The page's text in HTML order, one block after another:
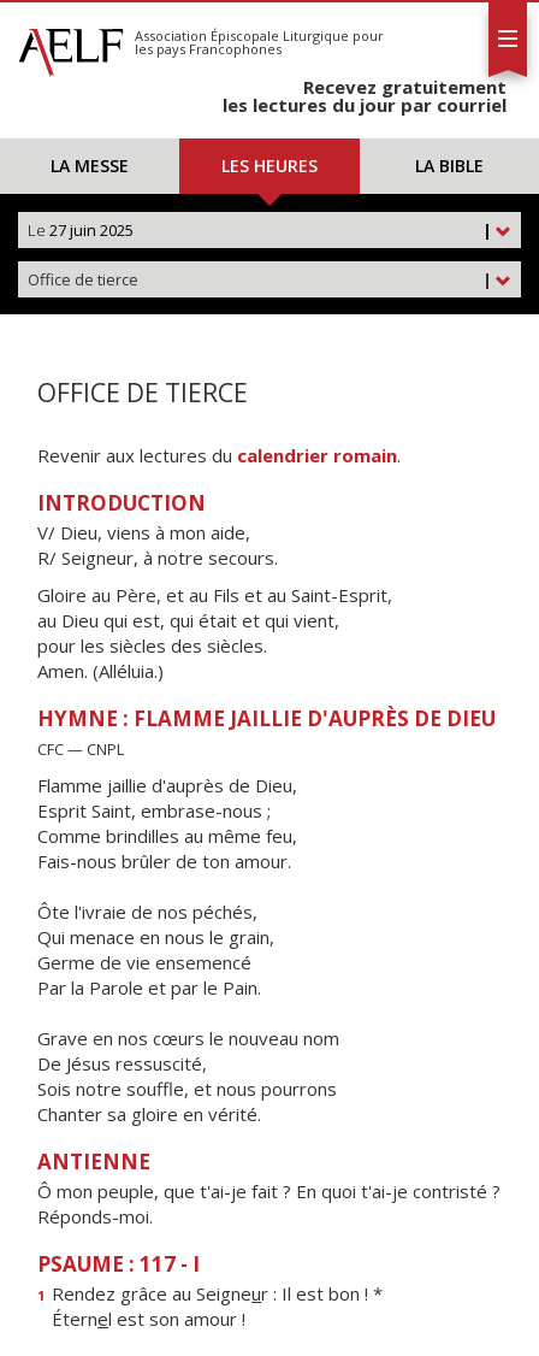
S'abonner
Calendrier
Association Épiscopale Liturgique pour
les pays Francophones
Recevez gratuitement
les lectures du jour par courriel
LA MESSE LES HEURES LA BIBLE
|
Le 27 juin 2025
|
Office de tierce
OFFICE DE TIERCE
Revenir aux lectures du calendrier romain.
INTRODUCTION
V/ Dieu, viens à mon aide,
R/ Seigneur, à notre secours.
Gloire au Père, et au Fils et au Saint-Esprit,
au Dieu qui est, qui était et qui vient,
pour les siècles des siècles.
Amen. (Alléluia.)
HYMNE : FLAMME JAILLIE D'AUPRÈS DE DIEU
CFC — CNPL
Flamme jaillie d'auprès de Dieu,
Esprit Saint, embrase-nous ;
Comme brindilles au même feu,
Fais-nous brûler de ton amour.
Ôte l'ivraie de nos péchés,
Qui menace en nous le grain,
Germe de vie ensemencé
Par la Parole et par le Pain.
Grave en nos cœurs le nouveau nom
De Jésus ressuscité,
Sois notre souffle, et nous pourrons
Chanter sa gloire en vérité.
ANTIENNE
Ô mon peuple, que t'ai-je fait ? En quoi t'ai-je contristé ?
Réponds-moi.
PSAUME : 117 - I
1 Rendez grâce au Seigneur : Il est bon ! *
Éternel est son amour !